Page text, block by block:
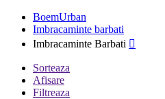
BoemUrban
Imbracaminte barbati
Imbracaminte Barbati 
Sorteaza
Afisare
Filtreaza